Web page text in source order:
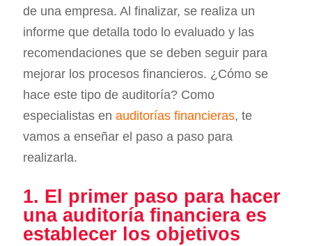
de una empresa. Al finalizar, se realiza un
informe que detalla todo lo evaluado y las
recomendaciones que se deben seguir para
mejorar los procesos financieros. ¿Cómo se
hace este tipo de auditoría? Como
especialistas en auditorías financieras, te
vamos a enseñar el paso a paso para
realizarla.
1. El primer paso para hacer
una auditoría financiera es
establecer los objetivos